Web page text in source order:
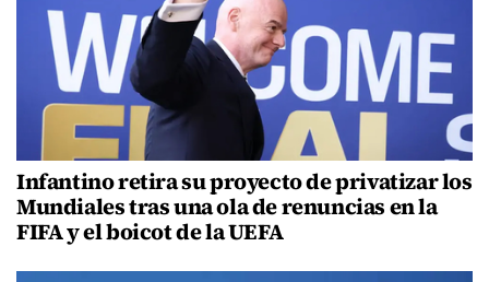
Infantino retira su proyecto de privatizar los
Mundiales tras una ola de renuncias en la
FIFA y el boicot de la UEFA